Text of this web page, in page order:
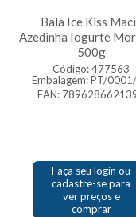
Bala Ice Kiss
Azedinha Iogurte
500g
Código: 477563
Embalagem: PT/
EAN:
Faça seu login ou
cadastre-se para
ver preços e
comprar